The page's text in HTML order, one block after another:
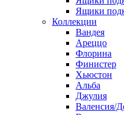
Ящики
Коллекции
Вандея
Ареццо
Флорина
Финистер
Хьюстон
Альба
Джулия
Валенсия/